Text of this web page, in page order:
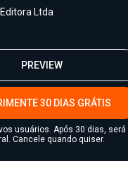
Ltda
PREVIEW
30 DIAS GRÁTIS
usuários. Após 30 dias,
Cancele quando quiser.